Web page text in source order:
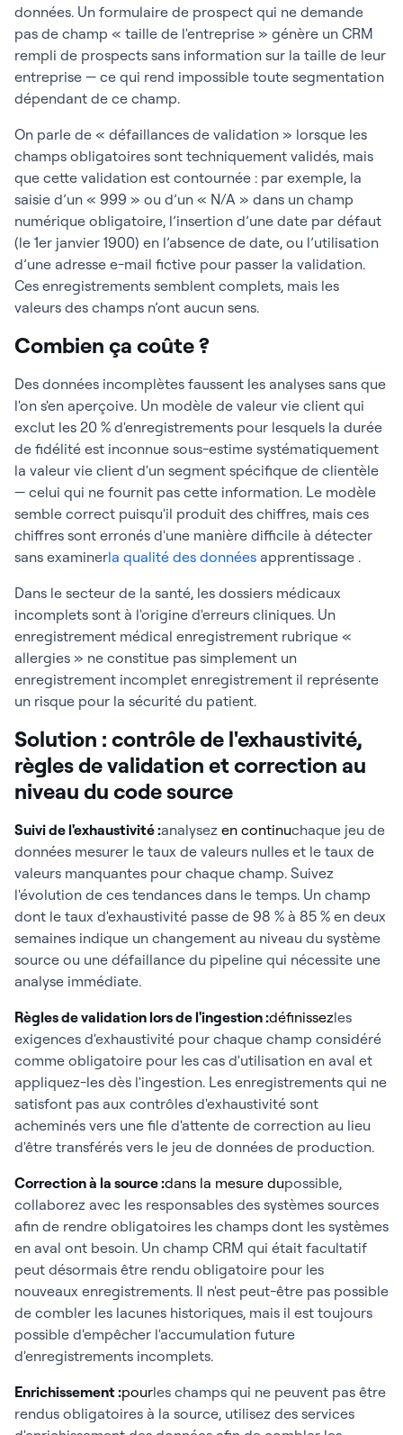
données. Un formulaire de prospect qui ne demande
pas de champ « taille de l'entreprise » génère un CRM
rempli de prospects sans information sur la taille de leur
entreprise — ce qui rend impossible toute segmentation
dépendant de ce champ.
On parle de « défaillances de validation » lorsque les
champs obligatoires sont techniquement validés, mais
que cette validation est contournée : par exemple, la
saisie d’un « 999 » ou d’un « N/A » dans un champ
numérique obligatoire, l’insertion d’une date par défaut
(le 1er janvier 1900) en l’absence de date, ou l’utilisation
d’une adresse e-mail fictive pour passer la validation.
Ces enregistrements semblent complets, mais les
valeurs des champs n’ont aucun sens.
Combien ça coûte ?
Des données incomplètes faussent les analyses sans que
l'on s'en aperçoive. Un modèle de valeur vie client qui
exclut les 20 % d'enregistrements pour lesquels la durée
de fidélité est inconnue sous-estime systématiquement
la valeur vie client d'un segment spécifique de clientèle
— celui qui ne fournit pas cette information. Le modèle
semble correct puisqu'il produit des chiffres, mais ces
chiffres sont erronés d'une manière difficile à détecter
sans examinerla qualité des données apprentissage .
Dans le secteur de la santé, les dossiers médicaux
incomplets sont à l'origine d'erreurs cliniques. Un
enregistrement médical enregistrement rubrique «
allergies » ne constitue pas simplement un
enregistrement incomplet enregistrement il représente
un risque pour la sécurité du patient.
Solution : contrôle de l'exhaustivité,
règles de validation et correction au
niveau du code source
Suivi de l'exhaustivité :analysez en continuchaque jeu de
données mesurer le taux de valeurs nulles et le taux de
valeurs manquantes pour chaque champ. Suivez
l'évolution de ces tendances dans le temps. Un champ
dont le taux d'exhaustivité passe de 98 % à 85 % en deux
semaines indique un changement au niveau du système
source ou une défaillance du pipeline qui nécessite une
analyse immédiate.
Règles de validation lors de l'ingestion :définissezles
exigences d'exhaustivité pour chaque champ considéré
comme obligatoire pour les cas d'utilisation en aval et
appliquez-les dès l'ingestion. Les enregistrements qui ne
satisfont pas aux contrôles d'exhaustivité sont
acheminés vers une file d'attente de correction au lieu
d'être transférés vers le jeu de données de production.
Correction à la source :dans la mesure dupossible,
collaborez avec les responsables des systèmes sources
afin de rendre obligatoires les champs dont les systèmes
en aval ont besoin. Un champ CRM qui était facultatif
peut désormais être rendu obligatoire pour les
nouveaux enregistrements. Il n'est peut-être pas possible
de combler les lacunes historiques, mais il est toujours
possible d'empêcher l'accumulation future
d'enregistrements incomplets.
Enrichissement :pourles champs qui ne peuvent pas être
rendus obligatoires à la source, utilisez des services